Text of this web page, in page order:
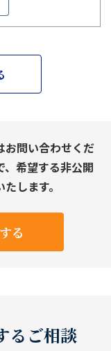
お問い合わせくだ
、希望する非公開
します。
る
るご相談